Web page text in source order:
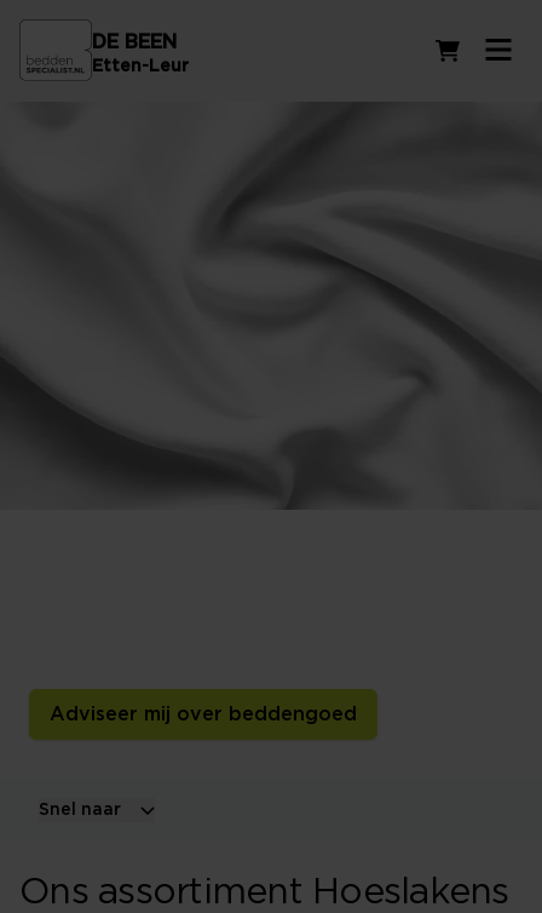
DE BEEN
Etten-Leur
Adviseer mij over beddengoed
Snel naar
Ons assortiment Hoeslakens